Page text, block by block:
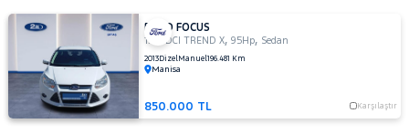
1.6
AMBIENTE
1.6
Duratec
Ti-VCT
FORD FOCUS
1.6 TDCI TREND X,95Hp, Sedan
2013DizelManuel196.481 Km
Manisa
850.000 TL Karşılaştır